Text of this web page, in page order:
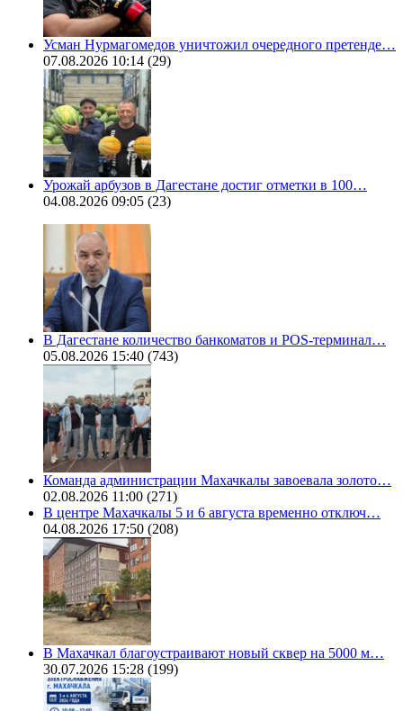
Усман Нурмагомедов уничтожил очередного претенде…
07.08.2026 10:14 (29)
Урожай арбузов в Дагестане достиг отметки в 100…
04.08.2026 09:05 (23)
В Дагестане количество банкоматов и POS-терминал…
05.08.2026 15:40 (743)
Команда администрации Махачкалы завоевала золото…
02.08.2026 11:00 (271)
В центре Махачкалы 5 и 6 августа временно отключ…
04.08.2026 17:50 (208)
В Махачкал благоустраивают новый сквер на 5000 м…
30.07.2026 15:28 (199)